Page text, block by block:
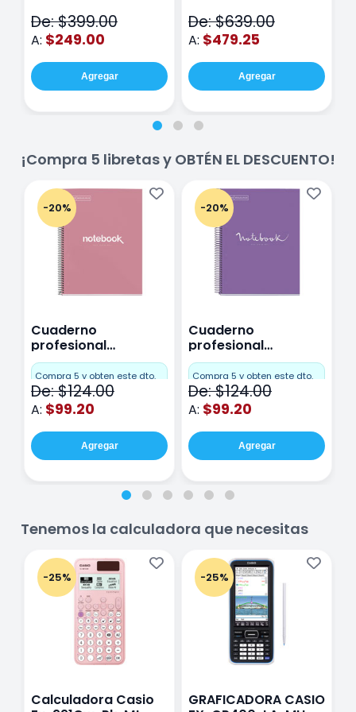
De: $399.00
A: $249.00
Agregar
De: $639.00
A: $479.25
Agregar
¡Compra 5 libretas y OBTÉN EL DESCUENTO!
-20%
Cuaderno
profesional
Miquelrius Emotions
Cuadro Chico 80
hojas Rosa
Compra 5 y obten este dto.
De: $124.00
A: $99.20
Agregar
-20%
Cuaderno
profesional
Miquelrius Emotions
raya 80 hojas
Purpura
Compra 5 y obten este dto.
De: $124.00
A: $99.20
Agregar
Tenemos la calculadora que necesitas
-25%
Calculadora Casio
-25%
GRAFICADORA CASIO